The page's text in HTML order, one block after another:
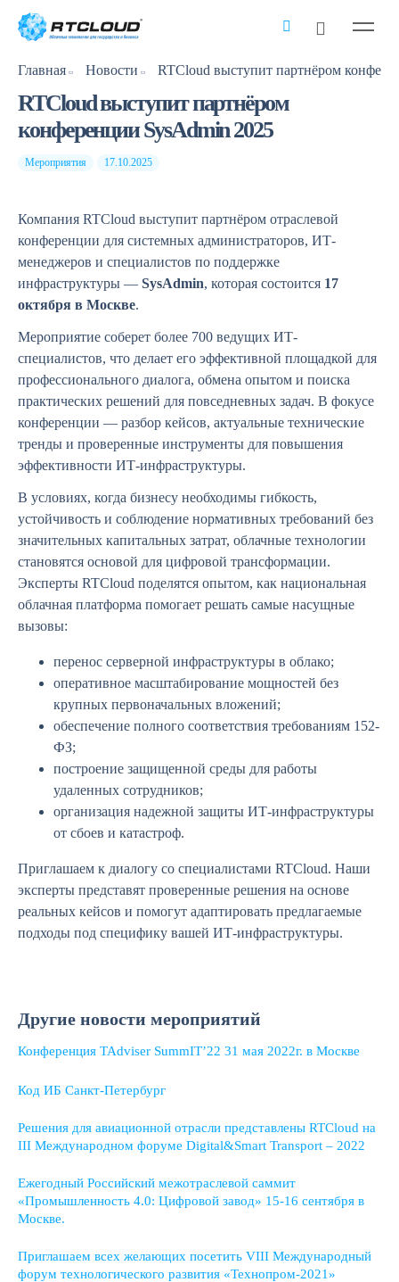
Главная Новости
RTCloud выступит партнёром
конференции SysAdmin 2025
Мероприятия 17.10.2025
Компания RTCloud выступит партнёром отраслевой
конференции для системных администраторов, ИТ-
менеджеров и специалистов по поддержке
инфраструктуры — SysAdmin, которая состоится 17
октября в Москве.
Мероприятие соберет более 700 ведущих ИТ-
специалистов, что делает его эффективной площадкой для
профессионального диалога, обмена опытом и поиска
практических решений для повседневных задач. В фокусе
конференции — разбор кейсов, актуальные технические
тренды и проверенные инструменты для повышения
эффективности ИТ-инфраструктуры.
В условиях, когда бизнесу необходимы гибкость,
устойчивость и соблюдение нормативных требований без
значительных капитальных затрат, облачные технологии
становятся основой для цифровой трансформации.
Эксперты RTCloud поделятся опытом, как национальная
облачная платформа помогает решать самые насущные
вызовы:
перенос серверной инфраструктуры в облако;
оперативное масштабирование мощностей без
крупных первоначальных вложений;
обеспечение полного соответствия требованиям 152-
ФЗ;
построение защищенной среды для работы
удаленных сотрудников;
организация надежной защиты ИТ-инфраструктуры
от сбоев и катастроф.
Приглашаем к диалогу со специалистами RTCloud. Наши
эксперты представят проверенные решения на основе
реальных кейсов и помогут адаптировать предлагаемые
подходы под специфику вашей ИТ-инфраструктуры.
Другие новости мероприятий
Конференция TAdviser SummIT’22 31 мая 2022г. в Москве
Код ИБ Санкт-Петербург
Решения для авиационной отрасли представлены RTCloud на
III Международном форуме Digital&Smart Transport – 2022
Ежегодный Российский межотраслевой саммит
«Промышленность 4.0: Цифровой завод» 15-16 сентября в
Москве.
Приглашаем всех желающих посетить VIII Международный
форум технологического развития «Технопром-2021»